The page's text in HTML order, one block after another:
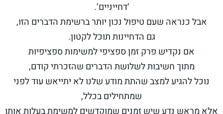
‘דחייניים’.
אבל כנראה שעם טיפול נכון יותר ברשימת הדברים הזו,
גם הדחיינות תוכל לקטון.
אם נקדיש פרק זמן ספציפי למשימות ספציפיות
מתוך חשיבות לשלושת הדברים שהזכרתי קודם,
נוכל להגיע למצב שהתת מודע שלנו לא יתייאש עוד לפני
שמתחילים בכלל,
אלא מראש נדע שיש זמנים שמוקדשים למשימת בעלות אותו